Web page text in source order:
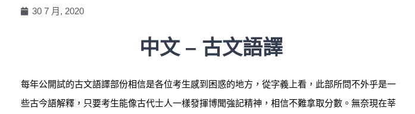
30 7 月, 2020
中文 – 古文語譯
每年公開試的古文語譯部份相信是各位考生感到困惑的地方，從字義上看，此部所問不外乎是一
些古今語解釋，只要考生能像古代士人一樣發揮博聞強記精神，相信不難拿取分數。無奈現在莘